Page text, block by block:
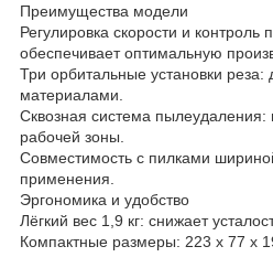
Преимущества модели
Регулировка скорости и контроль
обеспечивает оптимальную
Три орбитальные установки
материалами.
Сквозная система пылеудаления:
рабочей зоны.
Совместимость с пилками
применения.
Эргономика и удобство
Лёгкий вес 1,9 кг: снижает
Компактные размеры: 223 x 77 x